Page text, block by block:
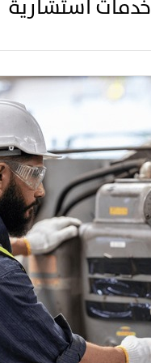
خدمات استشارية